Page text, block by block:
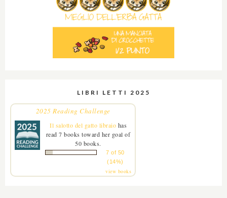
LIBRI LETTI 2025
2025 Reading Challenge
Il salotto del gatto libraio has
read 7 books toward her goal of
50 books.
7 of 50
(14%)
view books